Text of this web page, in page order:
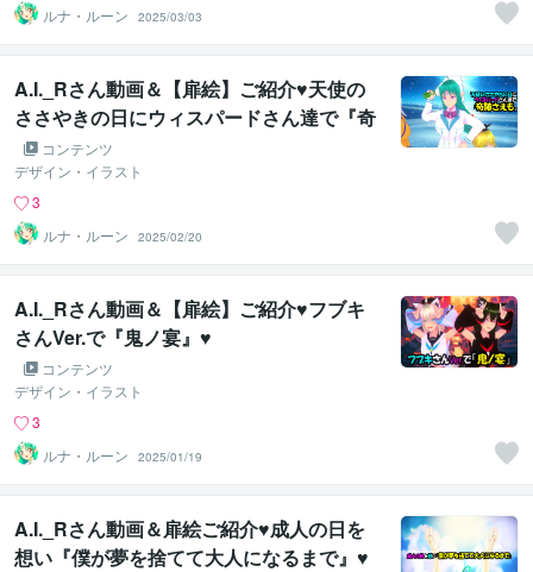
ルナ・ルーン
2025/03/03
A.I._Rさん動画＆【扉絵】ご紹介♥天使の
ささやきの日にウィスパードさん達で『奇
跡さえも』♥
コンテンツ
デザイン・イラスト
3
ルナ・ルーン
2025/02/20
A.I._Rさん動画＆【扉絵】ご紹介♥フブキ
さんVer.で『鬼ノ宴』♥
コンテンツ
デザイン・イラスト
3
ルナ・ルーン
2025/01/19
A.I._Rさん動画＆扉絵ご紹介♥成人の日を
想い『僕が夢を捨てて大人になるまで』♥